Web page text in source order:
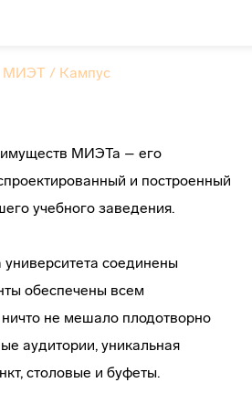
МИЭТ / Кампус
МИЭТа – его
и построенный
учебного заведения.
соединены
обеспечены всем
не мешало плодотворно
аудитории, уникальная
столовые и буфеты.